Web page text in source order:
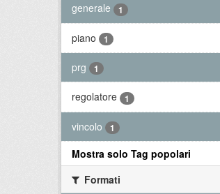
generale
1
piano 1
prg 1
regolatore 1
vincolo 1
Mostra solo Tag popolari
Formati